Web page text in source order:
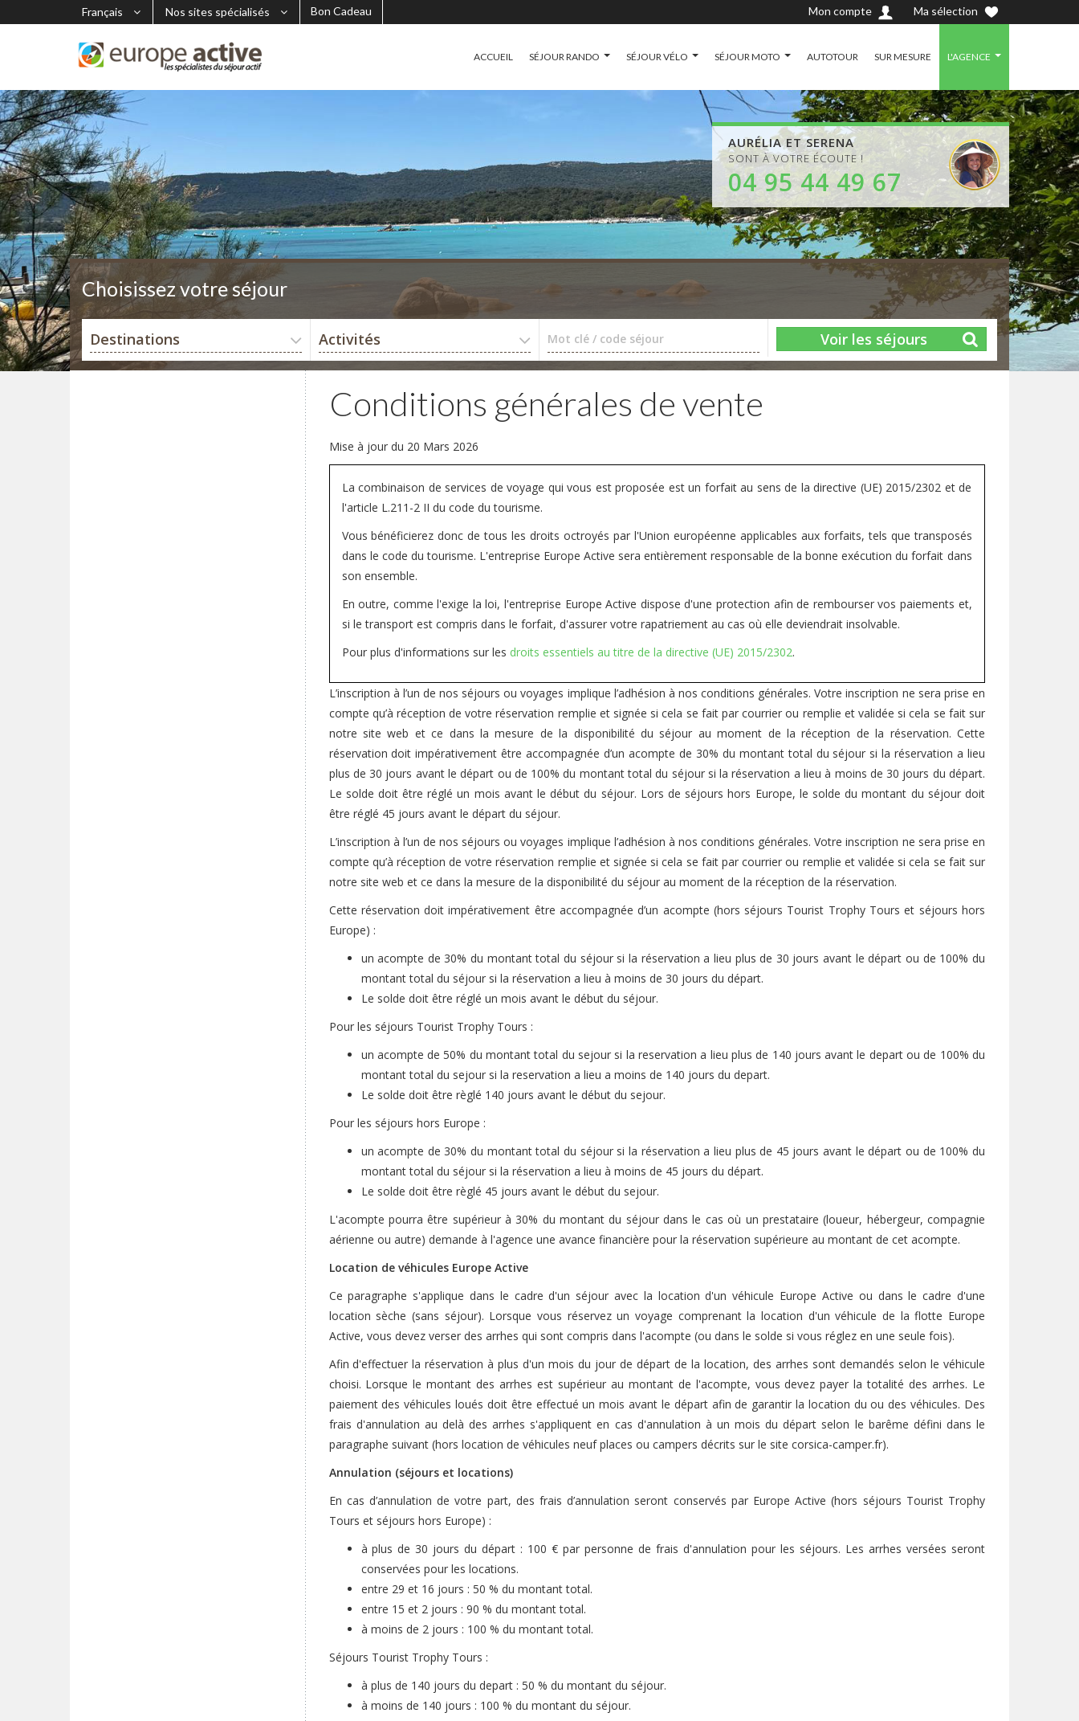
Français Nos sites spécialisés Bon Cadeau Ma sélection
Mon compte
ACCUEIL SÉJOUR RANDO SÉJOUR VÉLO SÉJOUR MOTO AUTOTOUR SUR MESURE L'AGENCE
AURÉLIA ET SERENA
SONT À VOTRE ÉCOUTE !
04 95 44 49 67
Choisissez votre séjour
Destinations Activités Mot clé / code séjour Voir les séjours
Conditions générales de vente
Mise à jour du 20 Mars 2026
La combinaison de services de voyage qui vous est proposée est un forfait au sens de la directive (UE) 2015/2302 et de
l'article L.211-2 II du code du tourisme.
Vous bénéficierez donc de tous les droits octroyés par l'Union européenne applicables aux forfaits, tels que transposés
dans le code du tourisme. L'entreprise Europe Active sera entièrement responsable de la bonne exécution du forfait dans
son ensemble.
En outre, comme l'exige la loi, l'entreprise Europe Active dispose d'une protection afin de rembourser vos paiements et,
si le transport est compris dans le forfait, d'assurer votre rapatriement au cas où elle deviendrait insolvable.
Pour plus d'informations sur les droits essentiels au titre de la directive (UE) 2015/2302.
L’inscription à l’un de nos séjours ou voyages implique l’adhésion à nos conditions générales. Votre inscription ne sera prise en
compte qu’à réception de votre réservation remplie et signée si cela se fait par courrier ou remplie et validée si cela se fait sur
notre site web et ce dans la mesure de la disponibilité du séjour au moment de la réception de la réservation. Cette
réservation doit impérativement être accompagnée d’un acompte de 30% du montant total du séjour si la réservation a lieu
plus de 30 jours avant le départ ou de 100% du montant total du séjour si la réservation a lieu à moins de 30 jours du départ.
Le solde doit être réglé un mois avant le début du séjour. Lors de séjours hors Europe, le solde du montant du séjour doit
être réglé 45 jours avant le départ du séjour.
L’inscription à l’un de nos séjours ou voyages implique l’adhésion à nos conditions générales. Votre inscription ne sera prise en
compte qu’à réception de votre réservation remplie et signée si cela se fait par courrier ou remplie et validée si cela se fait sur
notre site web et ce dans la mesure de la disponibilité du séjour au moment de la réception de la réservation.
Cette réservation doit impérativement être accompagnée d’un acompte (hors séjours Tourist Trophy Tours et séjours hors
Europe) :
un acompte de 30% du montant total du séjour si la réservation a lieu plus de 30 jours avant le départ ou de 100% du
montant total du séjour si la réservation a lieu à moins de 30 jours du départ.
Le solde doit être réglé un mois avant le début du séjour.
Pour les séjours Tourist Trophy Tours :
un acompte de 50% du montant total du sejour si la reservation a lieu plus de 140 jours avant le depart ou de 100% du
montant total du sejour si la reservation a lieu a moins de 140 jours du depart.
Le solde doit être règlé 140 jours avant le début du sejour.
Pour les séjours hors Europe :
un acompte de 30% du montant total du séjour si la réservation a lieu plus de 45 jours avant le départ ou de 100% du
montant total du séjour si la réservation a lieu à moins de 45 jours du départ.
Le solde doit être règlé 45 jours avant le début du sejour.
L'acompte pourra être supérieur à 30% du montant du séjour dans le cas où un prestataire (loueur, hébergeur, compagnie
aérienne ou autre) demande à l'agence une avance financière pour la réservation supérieure au montant de cet acompte.
Location de véhicules Europe Active
Ce paragraphe s'applique dans le cadre d'un séjour avec la location d'un véhicule Europe Active ou dans le cadre d'une
location sèche (sans séjour). Lorsque vous réservez un voyage comprenant la location d'un véhicule de la flotte Europe
Active, vous devez verser des arrhes qui sont compris dans l'acompte (ou dans le solde si vous réglez en une seule fois).
Afin d'effectuer la réservation à plus d'un mois du jour de départ de la location, des arrhes sont demandés selon le véhicule
choisi. Lorsque le montant des arrhes est supérieur au montant de l'acompte, vous devez payer la totalité des arrhes. Le
paiement des véhicules loués doit être effectué un mois avant le départ afin de garantir la location du ou des véhicules. Des
frais d'annulation au delà des arrhes s'appliquent en cas d'annulation à un mois du départ selon le barême défini dans le
paragraphe suivant (hors location de véhicules neuf places ou campers décrits sur le site corsica-camper.fr).
Annulation (séjours et locations)
En cas d’annulation de votre part, des frais d’annulation seront conservés par Europe Active (hors séjours Tourist Trophy
Tours et séjours hors Europe) :
à plus de 30 jours du départ : 100 € par personne de frais d'annulation pour les séjours. Les arrhes versées seront
conservées pour les locations.
entre 29 et 16 jours : 50 % du montant total.
entre 15 et 2 jours : 90 % du montant total.
à moins de 2 jours : 100 % du montant total.
Séjours Tourist Trophy Tours :
à plus de 140 jours du depart : 50 % du montant du séjour.
à moins de 140 jours : 100 % du montant du séjour.